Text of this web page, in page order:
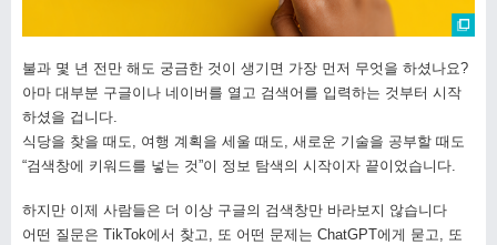
불과 몇 년 전만 해도 궁금한 것이 생기면 가장 먼저 무엇을 하셨나요?
아마 대부분 구글이나 네이버를 열고 검색어를 입력하는 것부터 시작
하셨을 겁니다.
식당을 찾을 때도, 여행 계획을 세울 때도, 새로운 기술을 공부할 때도
“검색창에 키워드를 넣는 것”이 정보 탐색의 시작이자 끝이었습니다.
하지만 이제 사람들은 더 이상 구글의 검색창만 바라보지 않습니다
어떤 질문은 TikTok에서 찾고, 또 어떤 문제는 ChatGPT에게 묻고, 또